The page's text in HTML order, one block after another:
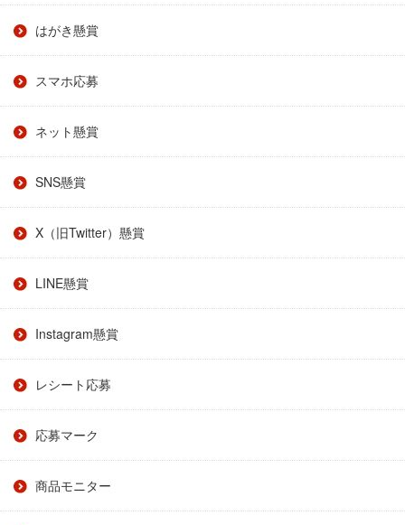
はがき懸賞
スマホ応募
ネット懸賞
SNS懸賞
X（旧Twitter）懸賞
LINE懸賞
Instagram懸賞
レシート応募
応募マーク
商品モニター